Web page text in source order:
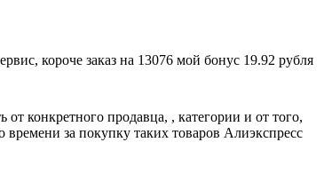
короче заказ на 13076 мой бонус 19.92 рубля
конкретного продавца, , категории и от того,
за покупку таких товаров Алиэкспресс